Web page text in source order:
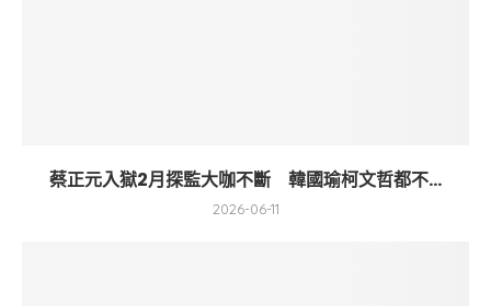
蔡正元入獄2月探監大咖不斷 韓國瑜柯文哲都不...
2026-06-11